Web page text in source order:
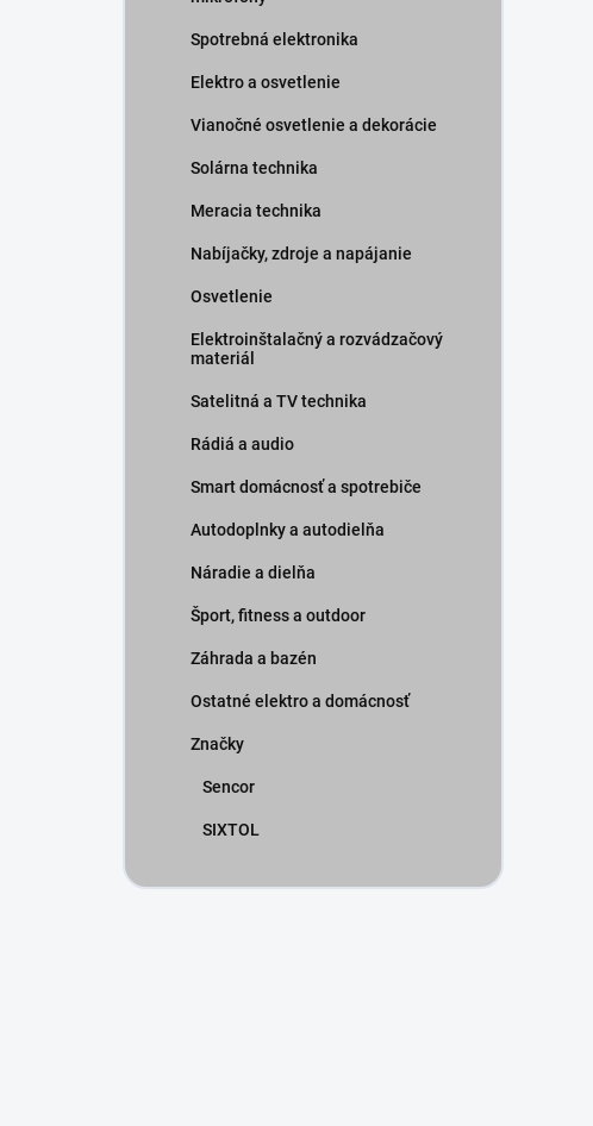
Spotrebná elektronika
Elektro a osvetlenie
Vianočné osvetlenie a dekorácie
Solárna technika
Meracia technika
Nabíjačky, zdroje a napájanie
Osvetlenie
Elektroinštalačný a rozvádzačový
materiál
Satelitná a TV technika
Rádiá a audio
Smart domácnosť a spotrebiče
Autodoplnky a autodielňa
Náradie a dielňa
Šport, fitness a outdoor
Záhrada a bazén
Ostatné elektro a domácnosť
Značky
Sencor
SIXTOL